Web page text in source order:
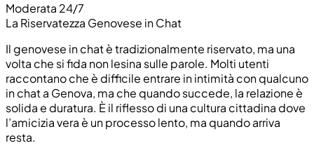
Moderata 24/7
La Riservatezza Genovese in Chat
Il genovese in chat è tradizionalmente riservato, ma una
volta che si fida non lesina sulle parole. Molti utenti
raccontano che è difficile entrare in intimità con qualcuno
in chat a Genova, ma che quando succede, la relazione è
solida e duratura. È il riflesso di una cultura cittadina dove
l’amicizia vera è un processo lento, ma quando arriva
resta.